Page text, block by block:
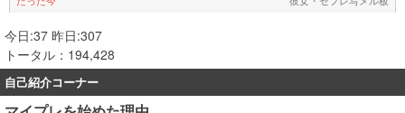
今日:37 昨日:307
トータル：194,428
自己紹介コーナー